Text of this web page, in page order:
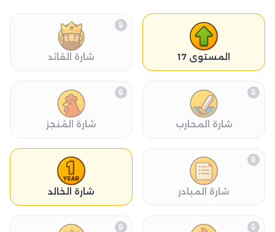
المستوى 17 شارة القائد
🔒
شارة المحارب
🔒
شارة المُنجز
🔒
شارة المبادر
🔒
شارة الخالد
🔒
🔒